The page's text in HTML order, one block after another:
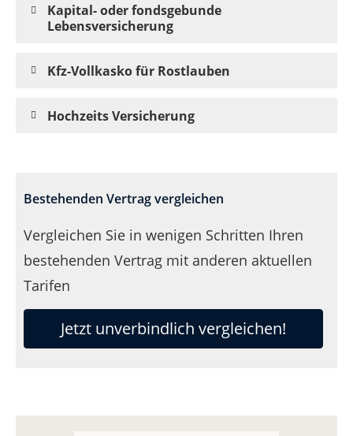
Kapital- oder fondsgebunde
Lebensversicherung
Kfz-Vollkasko für Rostlauben
Hochzeits Versicherung
Bestehenden Vertrag vergleichen
Vergleichen Sie in wenigen Schritten Ihren
bestehenden Vertrag mit anderen aktuellen
Tarifen
Jetzt unverbindlich vergleichen!